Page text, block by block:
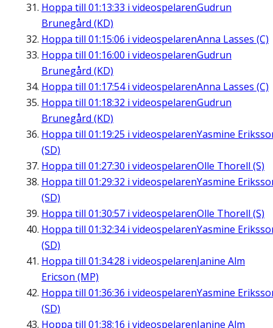
Hoppa till 01:13:33 i videospelarenGudrun
Brunegård (KD)
Hoppa till 01:15:06 i videospelarenAnna Lasses (C)
Hoppa till 01:16:00 i videospelarenGudrun
Brunegård (KD)
Hoppa till 01:17:54i videospelarenAnna Lasses (C)
Hoppa till 01:18:32 i videospelarenGudrun
Brunegård (KD)
Hoppa till 01:19:25 i videospelarenYasmine
(SD)
Hoppa till 01:27:30 i videospelarenOlle Thorell (S)
Hoppa till 01:29:32 i videospelarenYasmine
(SD)
Hoppa till 01:30:57 i videospelarenOlle Thorell (S)
Hoppa till 01:32:34i videospelarenYasmine
(SD)
Hoppa till 01:34:28 i videospelarenJanine Alm
Ericson (MP)
Hoppa till 01:36:36 i videospelarenYasmine
(SD)
Hoppa till 01:38:16 i videospelarenJanine Alm